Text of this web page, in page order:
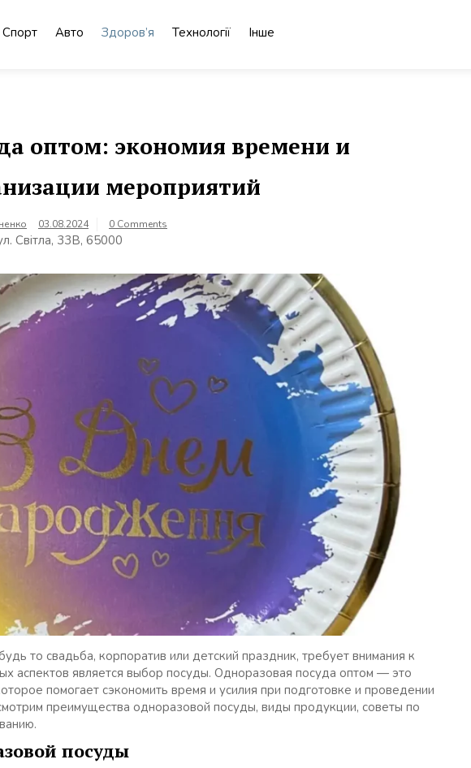
Спорт Авто Здоров’я Технології Інше
оптом: экономия времени и
мероприятий
03.08.2024 0 Comments
Світла, 33В, 65000
то свадьба, корпоратив или детский праздник, требует внимания к
аспектов является выбор посуды. Одноразовая посуда оптом — это
помогает сэкономить время и усилия при подготовке и проведении
преимущества одноразовой посуды, виды продукции, советы по
посуды